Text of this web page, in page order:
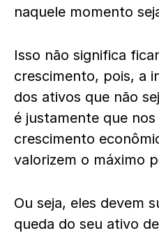
naquele momento
Isso não significa
crescimento, pois, a
dos ativos que não
é justamente que
crescimento
valorizem o máximo
Ou seja, eles devem
queda do seu ativo